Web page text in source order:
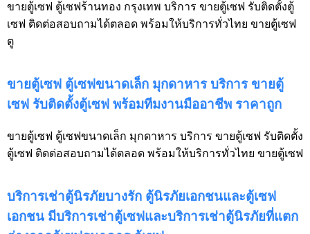
ขายตู้เซฟ ตู้เซฟร้านทอง กรุงเทพ บริการ ขายตู้เซฟ รับติดตั้งตู้
เซฟ ติดต่อสอบถามได้ตลอด พร้อมให้บริการทั่วไทย ขายตู้เซฟ
ตู
ขายตู้เซฟ ตู้เซฟขนาดเล็ก มุกดาหาร บริการ ขายตู้
เซฟ รับติดตั้งตู้เซฟ พร้อมทีมงานมืออาชีพ ราคาถูก
ขายตู้เซฟ ตู้เซฟขนาดเล็ก มุกดาหาร บริการ ขายตู้เซฟ รับติดตั้ง
ตู้เซฟ ติดต่อสอบถามได้ตลอด พร้อมให้บริการทั่วไทย ขายตู้เซฟ
บริการเช่าตู้นิรภัยบางรัก ตู้นิรภัยเอกชนและตู้เซฟ
เอกชน มีบริการเช่าตู้เซฟและบริการเช่าตู้นิรภัยที่แตก